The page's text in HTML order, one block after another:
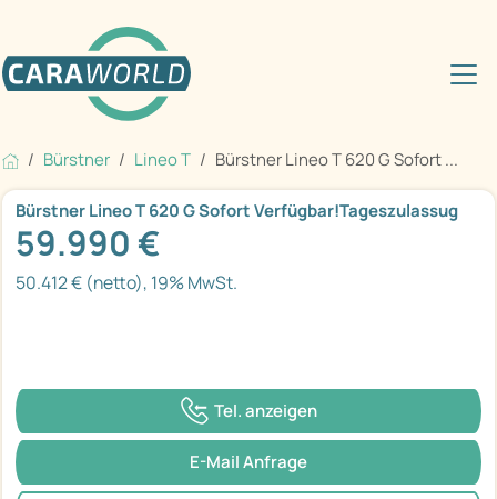
Bürstner Lineo T Bürstner Lineo T 620 G Sofort ...
Bürstner Lineo T 620 G Sofort Verfügbar!Tageszulassug
59.990 €
50.412 € (netto), 19% MwSt.
Tel. anzeigen
E-Mail Anfrage